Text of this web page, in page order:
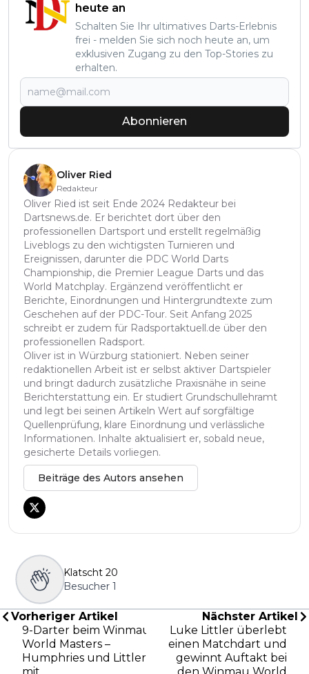
heute an
Schalten Sie Ihr ultimatives Darts-Erlebnis
frei - melden Sie sich noch heute an, um
exklusiven Zugang zu den Top-Stories zu
erhalten.
Abonnieren
Oliver Ried
Redakteur
Oliver Ried ist seit Ende 2024 Redakteur bei
Dartsnews.de. Er berichtet dort über den
professionellen Dartsport und erstellt regelmäßig
Liveblogs zu den wichtigsten Turnieren und
Ereignissen, darunter die PDC World Darts
Championship, die Premier League Darts und das
World Matchplay. Ergänzend veröffentlicht er
Berichte, Einordnungen und Hintergrundtexte zum
Geschehen auf der PDC-Tour. Seit Anfang 2025
schreibt er zudem für Radsportaktuell.de über den
professionellen Radsport.
Oliver ist in Würzburg stationiert. Neben seiner
redaktionellen Arbeit ist er selbst aktiver Dartspieler
und bringt dadurch zusätzliche Praxisnähe in seine
Berichterstattung ein. Er studiert Grundschullehramt
und legt bei seinen Artikeln Wert auf sorgfältige
Quellenprüfung, klare Einordnung und verlässliche
Informationen. Inhalte aktualisiert er, sobald neue,
gesicherte Details vorliegen.
Beiträge des Autors ansehen
Klatscht 20
Besucher 1
Vorheriger Artikel
9-Darter beim Winmau
World Masters –
Humphries und Littler
mit
Nächster Artikel
Luke Littler überlebt
einen Matchdart und
gewinnt Auftakt bei
den Winmau World